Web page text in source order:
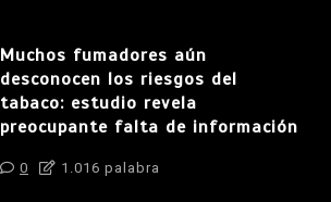
Muchos fumadores aún
desconocen los riesgos del
tabaco: estudio revela
preocupante falta de información
0 1.016 palabra